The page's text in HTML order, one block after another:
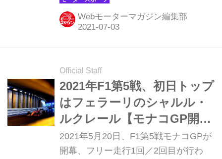
調を持続し、フリー走行1回目にトッ
プタイムをマーク、2回目は3番手につ
リ・ボッタス、フェルスタッペンの3
人が1分4秒台で初日を終えている。ア
ルファタウリ・ホンダの角田裕毅はフ
リー走行1回目5番手、2回目6番手だっ
た。
Webモーターマガジン編集部
Official Staff
2021年F1第5戦、初日トップ
はフェラーリのシャルル・
ルクレール【モナコGP開
幕】
2021年5月20日、F1第5戦モナコGPが
開幕、フリー走行1回／2回目が行わ